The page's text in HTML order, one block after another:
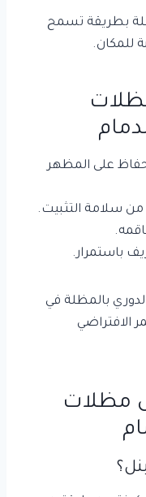
بطريقة تسمح
للمكان.
على المظهر
سلامة التثبيت.
باستمرار.
بالمظلة في
الافتراضي
مظلات